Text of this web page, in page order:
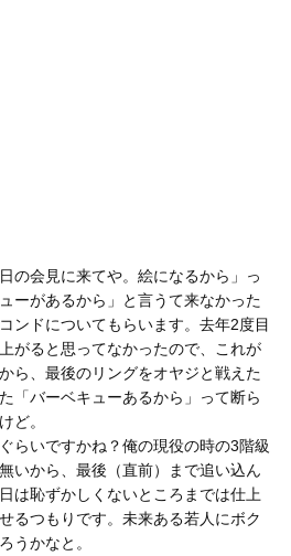
の会見に来てや。絵になるから」っ
ーがあるから」と言うて来なかった
ンドについてもらいます。去年2度目
がると思ってなかったので、これが
ら、最後のリングをオヤジと戦えた
「バーベキューあるから」って断ら
ど。
らいですかね？俺の現役の時の3階級
いから、最後（直前）まで追い込ん
は恥ずかしくないところまでは仕上
るつもりです。未来ある若人にボク
うかなと。